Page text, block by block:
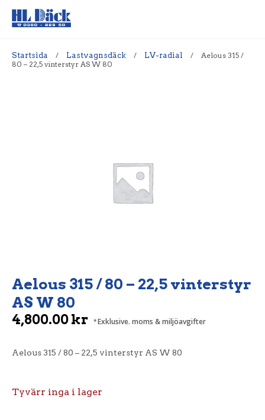
Startsida / Lastvagnsdäck / LV-radial /
Aelous 315 /
80 – 22,5 vinterstyr AS W 80
Aelous 315 / 80 – 22,5 vinterstyr
AS W 80
4,800.00kr Exklusive. moms & miljöavgifter
Aelous 315 / 80 – 22,5 vinterstyr AS W 80
Tyvärr inga i lager